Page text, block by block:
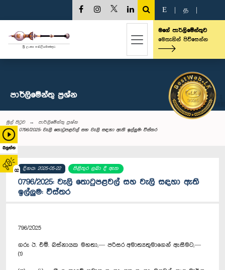
බලන්න
02
E த
මගේ පාර්ලිමේන්තුව
මෙතැනින් පිවිසෙන්න
පාර්ලි‌මේන්තු‌ ප්‍රශ්න
මුල් පිටුව
පාර්ලි‌මේන්තු‌ ප්‍රශ්න
0796/2025: වැලි තොටුපළවල් සහ වැලි සඳහා ඇති ඉල්ලුම: විස්තර
දිනය: 2025-05-22 පිළිතුර ලබා දී ඇත
0796/2025: වැලි තොටුපළවල් සහ වැලි සඳහා ඇති
ඉල්ලුම: විස්තර
796/2025
ගරු ඊ. එම්. බස්නායක මහතා,— පරිසර අමාත්‍යතුමාගෙන් ඇසීමට,—
(1)